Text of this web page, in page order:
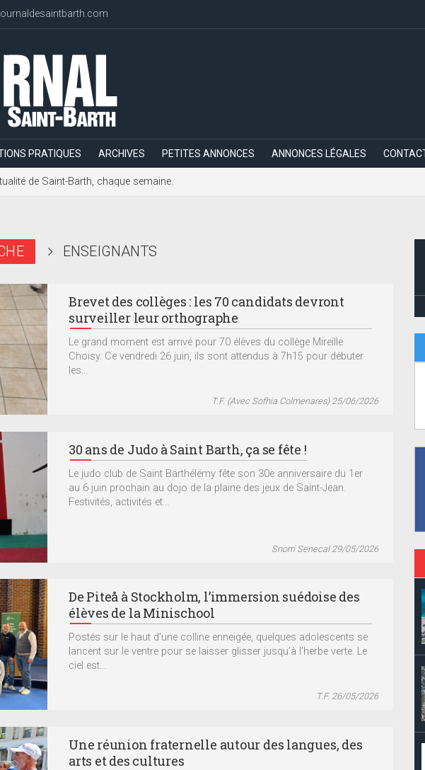
PRATIQUES ARCHIVES PETITES ANNONCES ANNONCES LÉGALES
de Saint-Barth, chaque semaine.
ENSEIGNANTS
Brevet des collèges : les 70 candidats devront
surveiller leur orthographe
Le grand moment est arrivé pour 70 élèves du collège Mireille
Choisy. Ce vendredi 26 juin, ils sont attendus à 7h15 pour débuter
les...
T.F. (Avec Sofhia Colmenares) 25/06/2026
30 ans de Judo à Saint Barth, ça se fête !
Le judo club de Saint Barthélémy fête son 30e anniversaire du 1er
au 6 juin prochain au dojo de la plaine des jeux de Saint-Jean.
Festivités, activités et...
Snorri Senecal 29/05/2026
De Piteå à Stockholm, l’immersion suédoise des
élèves de la Minischool
Postés sur le haut d’une colline enneigée, quelques adolescents se
lancent sur le ventre pour se laisser glisser jusqu’à l’herbe verte. Le
ciel est...
T.F. 26/05/2026
Une réunion fraternelle autour des langues, des
arts et des cultures